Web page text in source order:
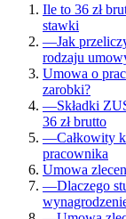
Ile to 36 zł
stawki
—Jak
rodzaju
Umowa o
zarobki?
—Składki
36 zł brutto
—Całkowity
pracownika
Umowa
—Dlaczego